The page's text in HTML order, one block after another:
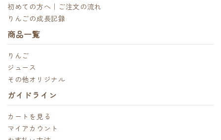
初めての方へ｜ご注文の流れ
りんごの成長記録
商品一覧
りんご
ジュース
その他オリジナル
ガイドライン
カートを見る
マイアカウント